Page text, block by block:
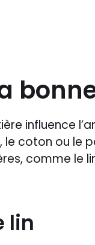
influence
le coton ou le
comme le
lin